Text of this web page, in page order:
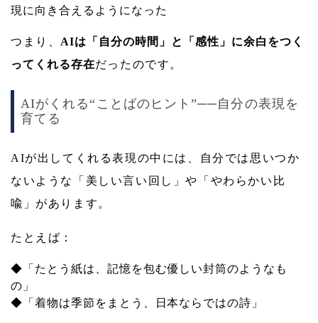
現に向き合えるようになった
つまり、 AIは「自分の時間」と「感性」に余白をつく
ってくれる存在だったのです。
AIがくれる“ことばのヒント”──自分の表現を
育てる
AIが出してくれる表現の中には、自分では思いつか
ないような「美しい言い回し」や「やわらかい比
喩」があります。
たとえば：
◆「たとう紙は、記憶を包む優しい封筒のようなも
の」
◆「着物は季節をまとう、日本ならではの詩」